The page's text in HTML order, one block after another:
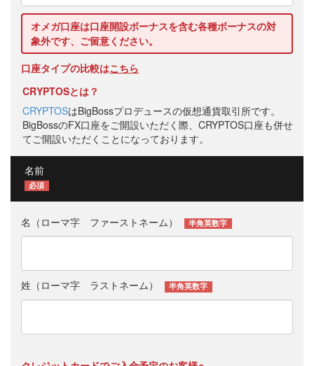
オメガ口座は口座開設ボーナスを含む各種ボーナスの対
象外です、ご留意ください。
口座タイプの比較はこちら
CRYPTOSとは？
CRYPTOSはBigBossプロデュースの仮想通貨取引所です。
BigBossのFX口座をご開設いただく際、CRYPTOS口座も併せ
てご開設いただくことになっております。
名前
必須
名（ローマ字 ファーストネーム） 半角英数字
姓（ローマ字 ラストネーム） 半角英数字